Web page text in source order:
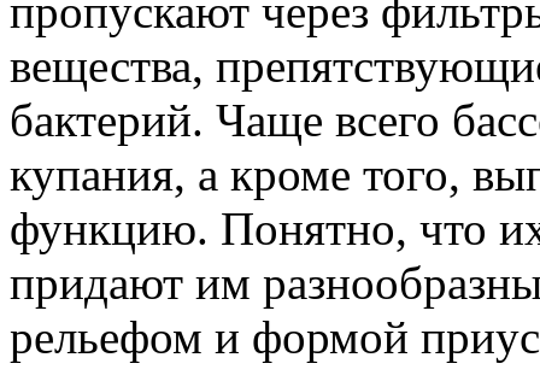
пропускают через
вещества,
бактерий. Чаще всего
купания, а кроме того,
функцию. Понятно, что
придают им
рельефом и формой